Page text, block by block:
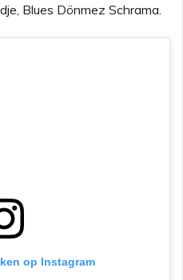
Blues Dönmez Schrama.
op Instagram